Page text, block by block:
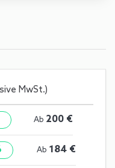
MwSt.)
Ab 200 €
Ab 184 €